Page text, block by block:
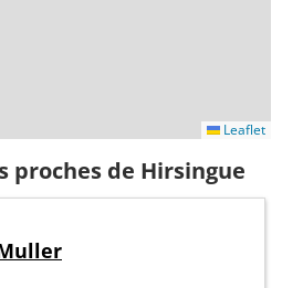
Leaflet
proches de Hirsingue